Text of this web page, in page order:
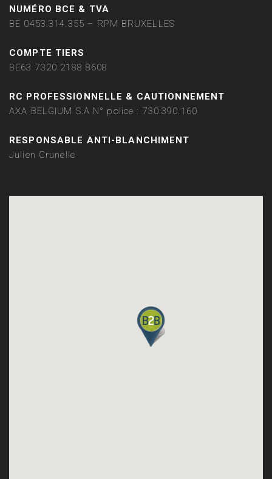
NUMÉRO BCE & TVA
BE 0453.314.355 – RPM BRUXELLES
COMPTE TIERS
BE63 7320 2188 8608
RC PROFESSIONNELLE & CAUTIONNEMENT
AXA BELGIUM S.A N° police : 730.390.160
RESPONSABLE ANTI-BLANCHIMENT
Julien Crunelle